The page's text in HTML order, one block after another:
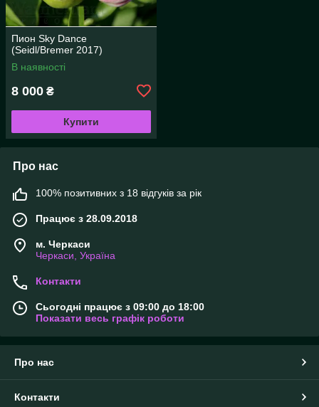
Пион Sky Dance
(Seidl/Bremer 2017)
В наявності
8 000 ₴
Купити
Про нас
100% позитивних з 18 відгуків за рік
Працює з 28.09.2018
м. Черкаси
Черкаси, Україна
Контакти
Сьогодні працює з 09:00 до 18:00
Показати весь графік роботи
Про нас
Контакти